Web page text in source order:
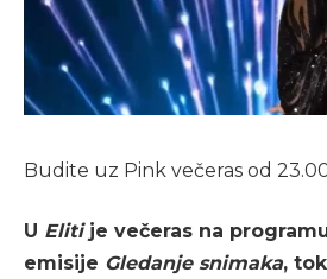
Budite uz Pink večeras od
U Eliti je večeras na
emisije Gledanje snimaka,